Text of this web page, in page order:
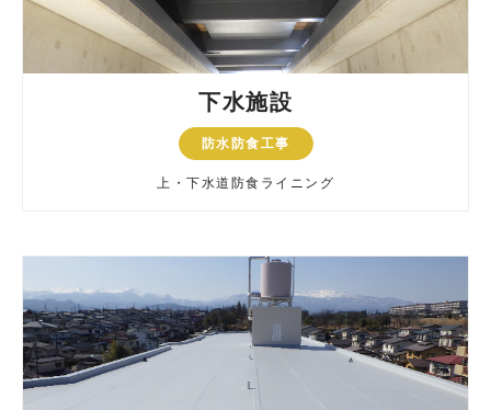
下水施設
防水防食工事
上・下水道防食ライニング